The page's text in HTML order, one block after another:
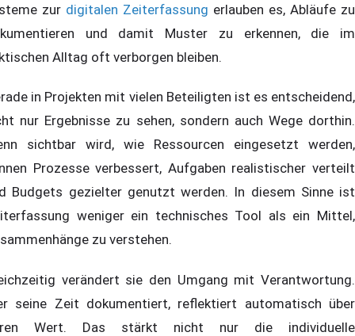
zur digitalen Zeiterfassung erlauben es, Abläufe zu
und damit Muster zu erkennen, die im
Alltag oft verborgen bleiben.
in Projekten mit vielen Beteiligten ist es entscheidend,
nur Ergebnisse zu sehen, sondern auch Wege dorthin.
sichtbar wird, wie Ressourcen eingesetzt werden,
Prozesse verbessert, Aufgaben realistischer verteilt
Budgets gezielter genutzt werden. In diesem Sinne ist
weniger ein technisches Tool als ein Mittel,
zu verstehen.
verändert sie den Umgang mit Verantwortung.
seine Zeit dokumentiert, reflektiert automatisch über
Wert. Das stärkt nicht nur die individuelle